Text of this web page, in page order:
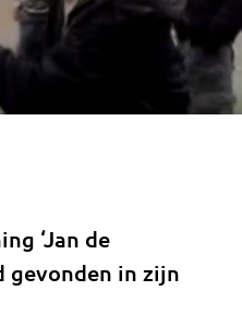
‘Jan de
gevonden in zijn